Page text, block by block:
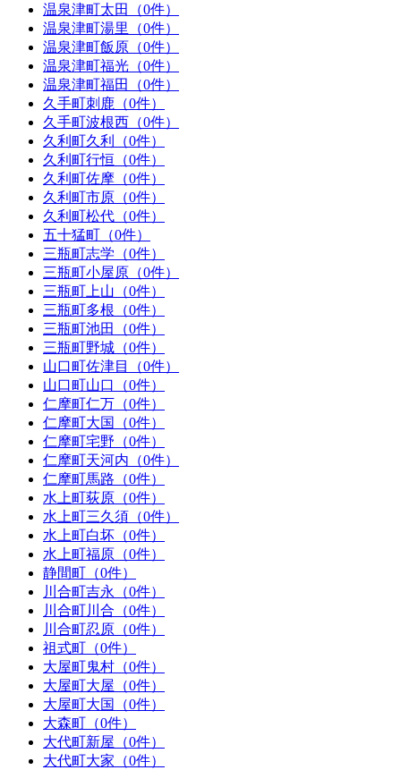
温泉津町太田（0件）
温泉津町湯里（0件）
温泉津町飯原（0件）
温泉津町福光（0件）
温泉津町福田（0件）
久手町刺鹿（0件）
久手町波根西（0件）
久利町久利（0件）
久利町行恒（0件）
久利町佐摩（0件）
久利町市原（0件）
久利町松代（0件）
五十猛町（0件）
三瓶町志学（0件）
三瓶町小屋原（0件）
三瓶町上山（0件）
三瓶町多根（0件）
三瓶町池田（0件）
三瓶町野城（0件）
山口町佐津目（0件）
山口町山口（0件）
仁摩町仁万（0件）
仁摩町大国（0件）
仁摩町宅野（0件）
仁摩町天河内（0件）
仁摩町馬路（0件）
水上町荻原（0件）
水上町三久須（0件）
水上町白坏（0件）
水上町福原（0件）
静間町（0件）
川合町吉永（0件）
川合町川合（0件）
川合町忍原（0件）
祖式町（0件）
大屋町鬼村（0件）
大屋町大屋（0件）
大屋町大国（0件）
大森町（0件）
大代町新屋（0件）
大代町大家（0件）